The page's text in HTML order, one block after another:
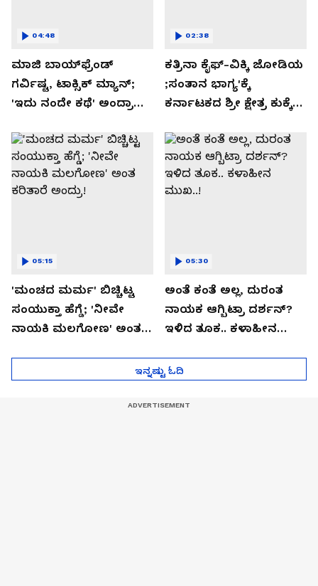
ಮಾಜಿ ಬಾಯ್‌ಫ್ರೆಂಡ್
ಗರ್ವಿಷ್ಟ, ಟಾಕ್ಸಿಕ್ ಮ್ಯಾನ್;
'ಇದು ನಂದೇ ಕಥೆ' ಅಂದ್ರಾ
ಮಂದಣ್ಣ?
04:48
ಕತ್ರಿನಾ ಕೈಫ್-ವಿಕ್ಕಿ ಜೋಡಿಯ
;ಸಂತಾನ ಭಾಗ್ಯ'ಕ್ಕೆ
ಕರ್ನಾಟಕದ ಶ್ರೀ ಕ್ಷೇತ್ರ ಕುಕ್ಕೆ
02:38
'ಮಂಚದ ಮರ್ಮ' ಬಿಚ್ಚಿಟ್ಟ
ಸಂಯುಕ್ತಾ ಹೆಗ್ಡೆ; 'ನೀವೇ
ನಾಯಕಿ ಮಲಗೋಣ' ಅಂತ
05:15
ಅಂತೆ ಕಂತೆ ಅಲ್ಲ, ದುರಂತ
ನಾಯಕ ಆಗ್ಬಿಟ್ರಾ ದರ್ಶನ್?
ಇಳಿದ ತೂಕ.. ಕಳಾಹೀನ
05:30
ಇನ್ನಷ್ಟು ಓದಿ